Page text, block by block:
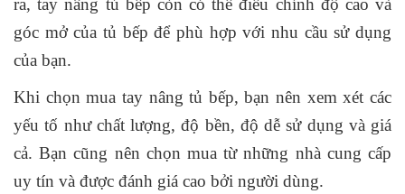
ra, tay nâng tủ bếp còn có thể điều chỉnh độ cao và
góc mở của tủ bếp để phù hợp với nhu cầu sử dụng
của bạn.
Khi chọn mua tay nâng tủ bếp, bạn nên xem xét các
yếu tố như chất lượng, độ bền, độ dễ sử dụng và giá
cả. Bạn cũng nên chọn mua từ những nhà cung cấp
uy tín và được đánh giá cao bởi người dùng.